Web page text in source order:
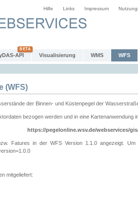
Hilfe Links Impressum
API Visualisierung WMS WFS
(WFS)
der Binnen- und Küstenpegel der
bezogen werden und in eine
https://pegelonline.wsv.de/webservices/
Fatures in der WFS Version 1.1.0 angezeigt.
mitgeliefert: